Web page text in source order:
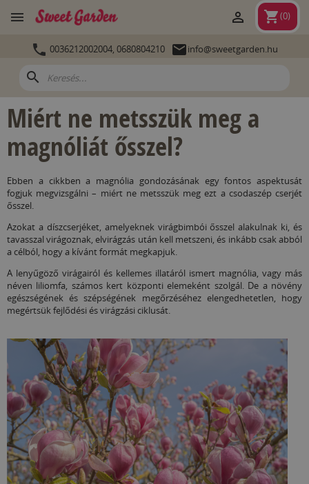
 shopping_cart(0)

 0036212002004, 0680804210 info@sweetgarden.hu
search
Miért ne metsszük meg a
magnóliát ősszel?
Ebben a cikkben a magnólia gondozásának egy fontos aspektusát
fogjuk megvizsgálni – miért ne metsszük meg ezt a csodaszép cserjét
ősszel.
Azokat a díszcserjéket, amelyeknek virágbimbói ősszel alakulnak ki, és
tavasszal virágoznak, elvirágzás után kell metszeni, és inkább csak abból
a célból, hogy a kívánt formát megkapjuk.
A lenyűgöző virágairól és kellemes illatáról ismert magnólia, vagy más
néven liliomfa, számos kert központi elemeként szolgál. De a növény
egészségének és szépségének megőrzéséhez elengedhetetlen, hogy
megértsük fejlődési és virágzási ciklusát.